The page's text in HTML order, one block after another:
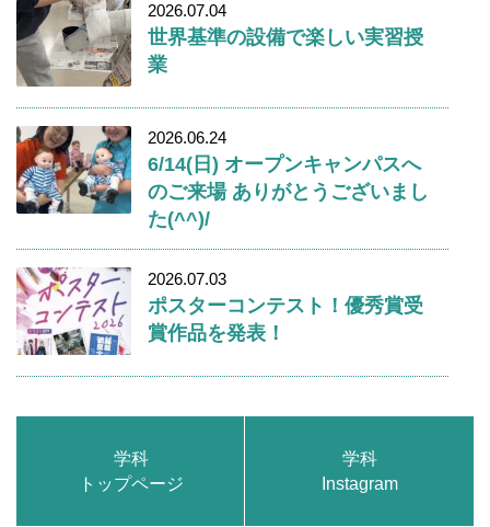
2026.07.04
世界基準の設備で楽しい実習授
業
2026.06.24
6/14(日) オープンキャンパスへ
のご来場 ありがとうございまし
た(^^)/
2026.07.03
ポスターコンテスト！優秀賞受
賞作品を発表！
学科
トップページ
学科
Instagram